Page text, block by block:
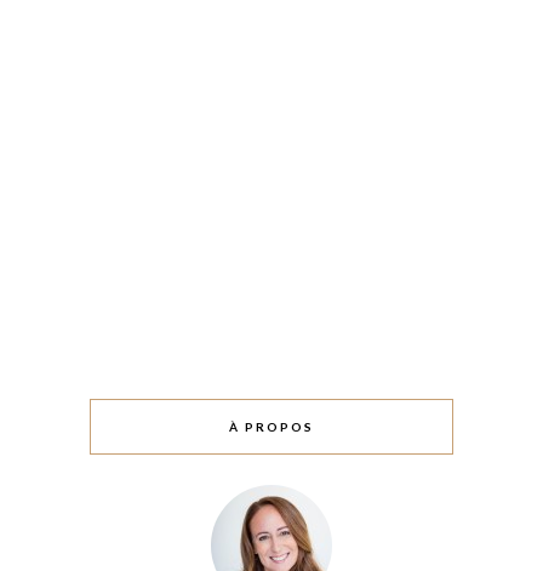
À PROPOS